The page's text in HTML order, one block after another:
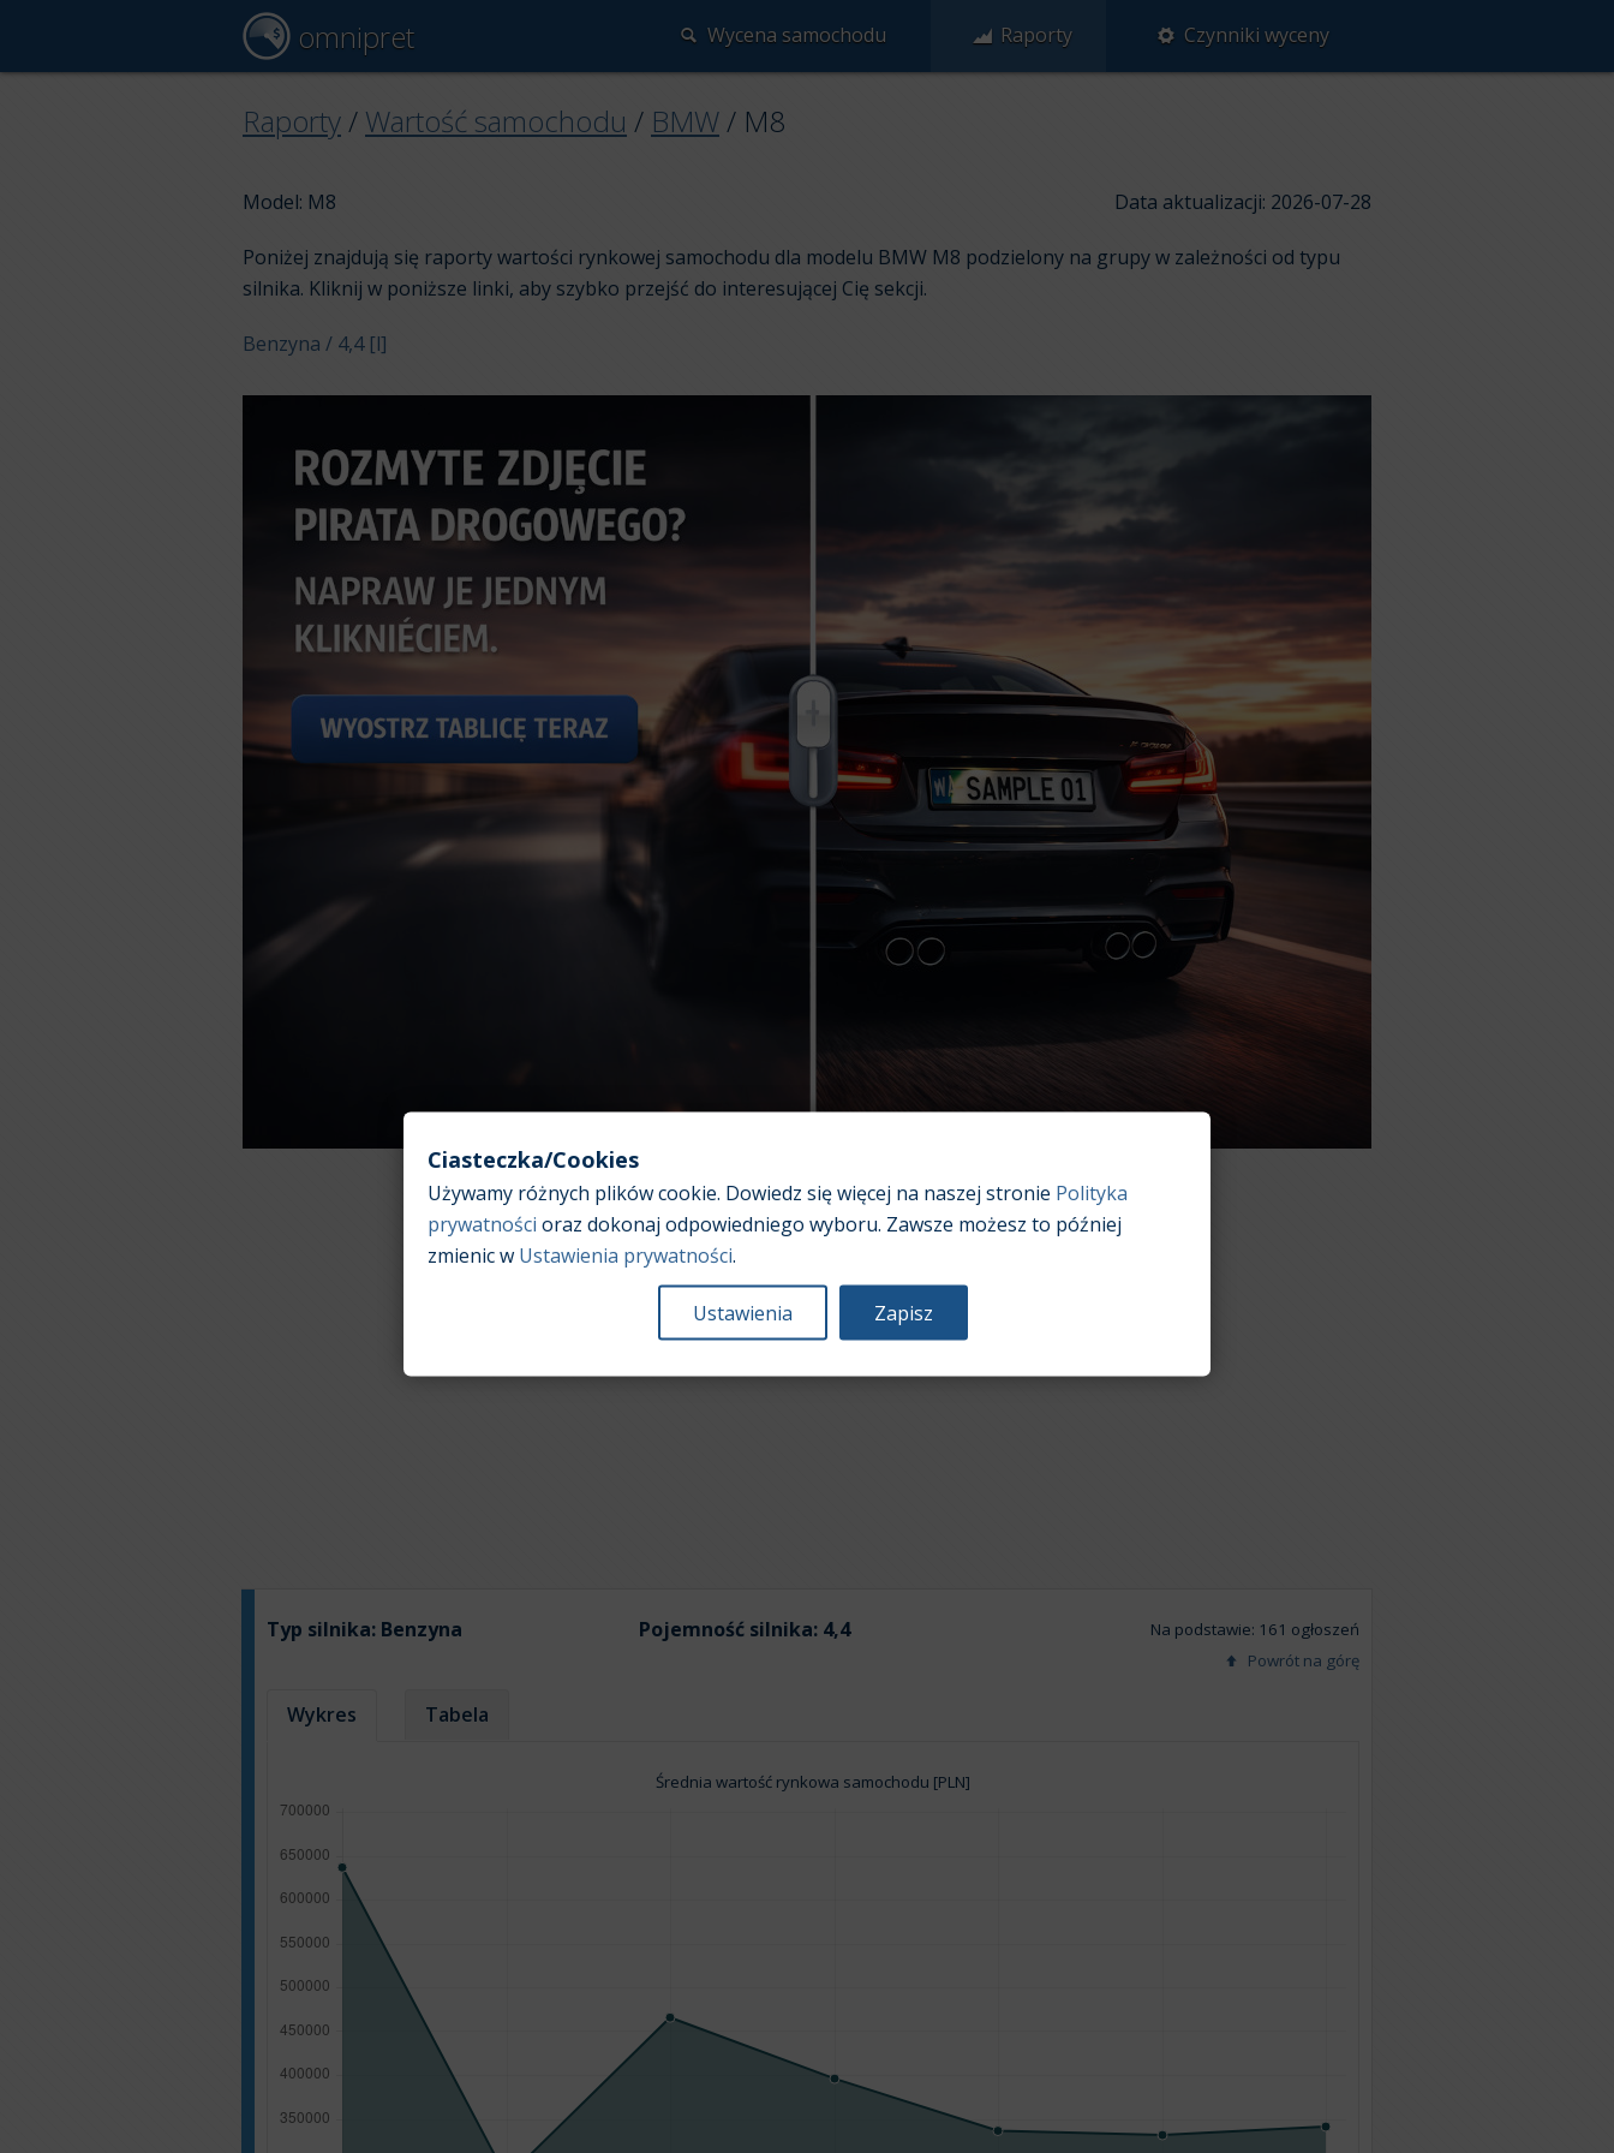
omnipret Wycena samochodu Raporty Czynniki wyceny
Raporty / Wartość samochodu / BMW / M8
Model: M8 Data aktualizacji: 2026-07-28
Poniżej znajdują się raporty wartości rynkowej samochodu dla modelu BMW M8 podzielony na grupy w zależności od typu
silnika. Kliknij w poniższe linki, aby szybko przejść do interesującej Cię sekcji.
Benzyna / 4,4 [l]
Typ silnika: Benzyna Pojemność silnika: 4,4
Na podstawie: 161 ogłoszeń
Powrót na górę
Wykres Tabela
Średnia wartość rynkowa samochodu [PLN]
Ciasteczka/Cookies
Używamy różnych plików cookie. Dowiedz się więcej na naszej stronie Polityka
prywatności oraz dokonaj odpowiedniego wyboru. Zawsze możesz to później
zmienic w Ustawienia prywatności.
Ustawienia Zapisz